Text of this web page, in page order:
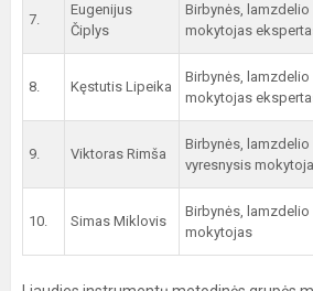
7.
Eugenijus
Čiplys
Birbynės, lamzdelio
mokytojas
8. Kęstutis Lipeika
Birbynės, lamzdelio
mokytojas
9. Viktoras Rimša
Birbynės, lamzdelio
vyresnysis
10. Simas Miklovis
Birbynės, lamzdelio
mokytojas